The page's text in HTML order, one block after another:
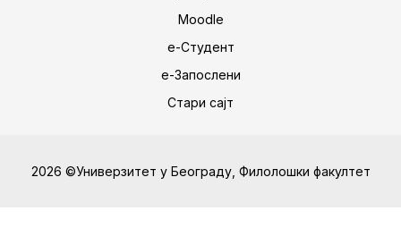
Moodle
е-Студент
е-Запослени
Стари сајт
2026 ©Универзитет у Београду, Филолошки факултет